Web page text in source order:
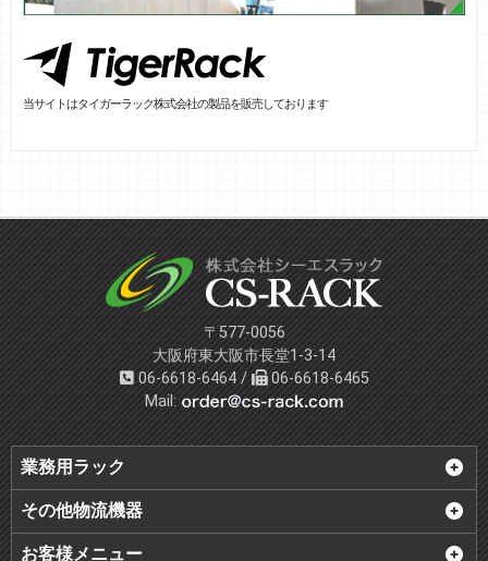
当サイトはタイガーラック株式会社の製品を販売しております
〒577-0056
大阪府東大阪市長堂1-3-14
06-6618-6464 /
06-6618-6465
Mail:
業務用ラック
その他物流機器
お客様メニュー